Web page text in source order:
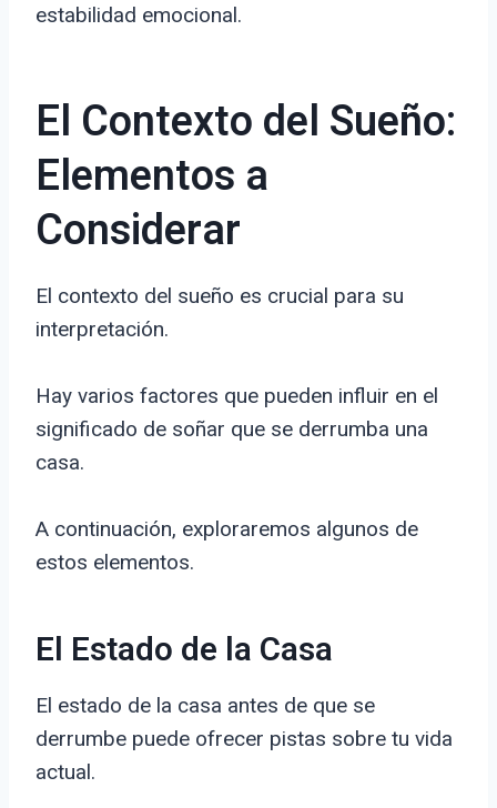
estabilidad emocional.
El Contexto del Sueño:
Elementos a
Considerar
El contexto del sueño es crucial para su
interpretación.
Hay varios factores que pueden influir en el
significado de soñar que se derrumba una
casa.
A continuación, exploraremos algunos de
estos elementos.
El Estado de la Casa
El estado de la casa antes de que se
derrumbe puede ofrecer pistas sobre tu vida
actual.